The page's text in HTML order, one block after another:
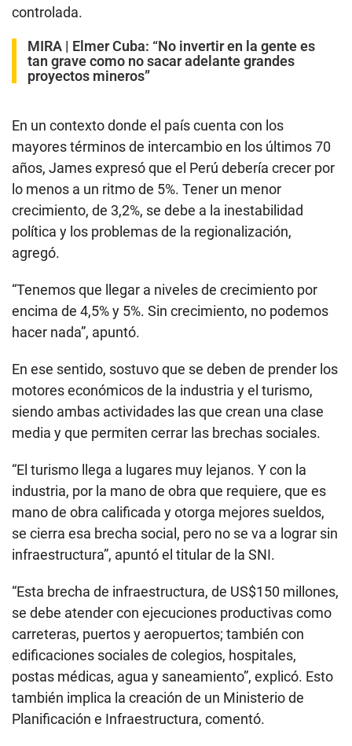
controlada.
MIRA | Elmer Cuba: “No invertir en la gente es
tan grave como no sacar adelante grandes
proyectos mineros”
En un contexto donde el país cuenta con los
mayores términos de intercambio en los últimos 70
años, James expresó que el Perú debería crecer por
lo menos a un ritmo de 5%. Tener un menor
crecimiento, de 3,2%, se debe a la inestabilidad
política y los problemas de la regionalización,
agregó.
“Tenemos que llegar a niveles de crecimiento por
encima de 4,5% y 5%. Sin crecimiento, no podemos
hacer nada”, apuntó.
En ese sentido, sostuvo que se deben de prender los
motores económicos de la industria y el turismo,
siendo ambas actividades las que crean una clase
media y que permiten cerrar las brechas sociales.
“El turismo llega a lugares muy lejanos. Y con la
industria, por la mano de obra que requiere, que es
mano de obra calificada y otorga mejores sueldos,
se cierra esa brecha social, pero no se va a lograr sin
infraestructura”, apuntó el titular de la SNI.
“Esta brecha de infraestructura, de US$150 millones,
se debe atender con ejecuciones productivas como
carreteras, puertos y aeropuertos; también con
edificaciones sociales de colegios, hospitales,
postas médicas, agua y saneamiento”, explicó. Esto
también implica la creación de un Ministerio de
Planificación e Infraestructura, comentó.